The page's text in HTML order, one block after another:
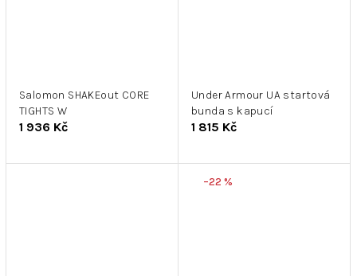
Salomon SHAKEout CORE
TIGHTS W
1 936 Kč
Under Armour UA startová
bunda s kapucí
1 815 Kč
–22 %